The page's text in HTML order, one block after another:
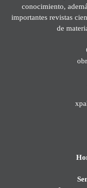
conocimiento,
importantes revistas
de